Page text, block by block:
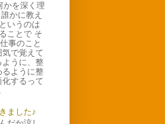
かを深く理
かに教え
いうのは
ことで そ
事のこと
で覚えて
うに、整
ように整
するって
ました♪